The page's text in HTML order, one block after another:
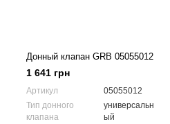
Донный клапан GRB 05055012
1 641 грн
Артикул
05055012
Тип донного
клапана
универсальн
ый